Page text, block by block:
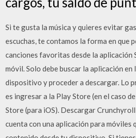
Si te gusta la música y quieres evitar
escuchas, te contamos la forma en que
canciones favoritas desde la
móvil. Solo debe buscar la aplicación en
dispositivo y proceder a descargar. Lo
es ingresar a la Play Store (en el caso
Store (para iOS). Descargar
cuenta con una aplicación para móviles